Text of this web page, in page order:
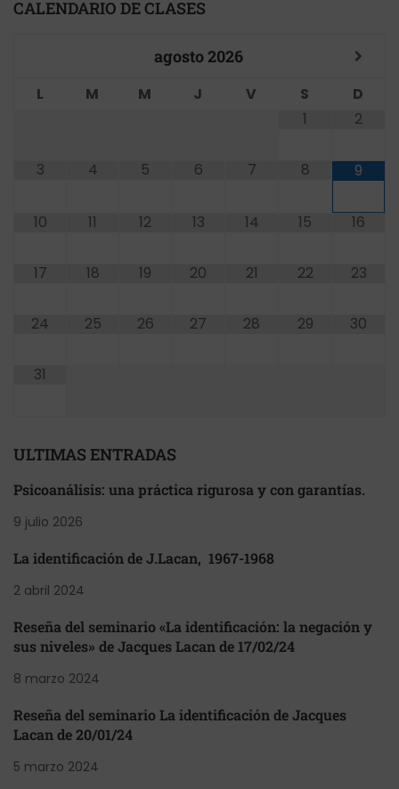
CALENDARIO DE CLASES
agosto2026
L M M J V S
D
1
2
3 4 5 6 7 8 9
10 11 12 13 14 15 16
17 18 19 20 21 22 23
24 25 26 27 28 29 30
31
ULTIMAS ENTRADAS
Psicoanálisis: una práctica rigurosa y con garantías.
9 julio 2026
La identificación de J.Lacan, 1967-1968
2 abril 2024
Reseña del seminario «La identificación: la negación y
sus niveles» de Jacques Lacan de 17/02/24
8 marzo 2024
Reseña del seminario La identificación de Jacques
Lacan de 20/01/24
5 marzo 2024